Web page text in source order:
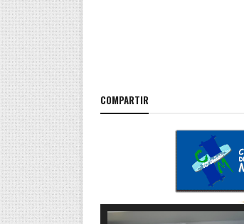
COMPARTIR